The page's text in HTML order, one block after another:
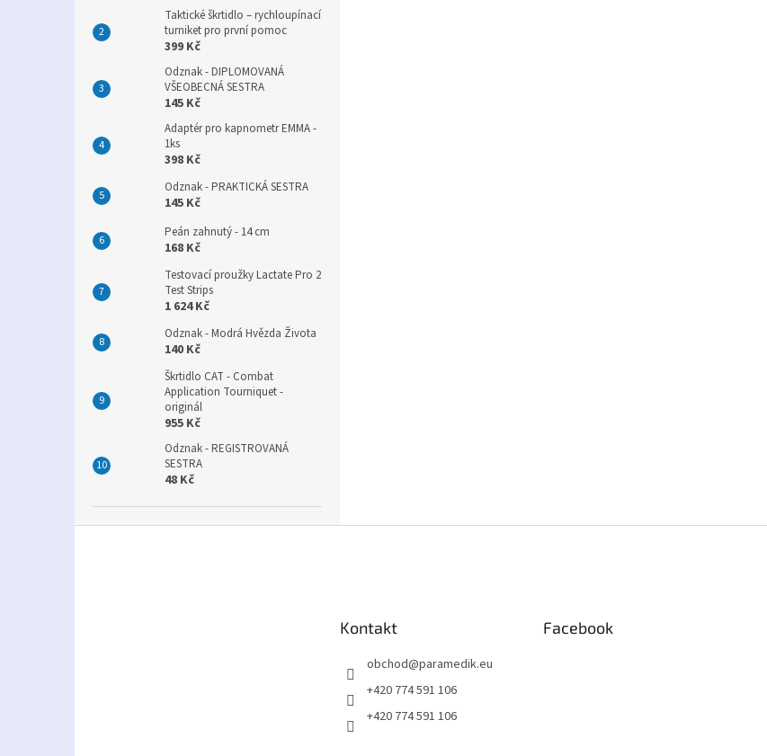
Taktické škrtidlo – rychloupínací
turniket pro první pomoc
399 Kč
Odznak - DIPLOMOVANÁ
VŠEOBECNÁ SESTRA
145 Kč
Adaptér pro kapnometr EMMA -
1ks
398 Kč
Odznak - PRAKTICKÁ SESTRA
145 Kč
Peán zahnutý - 14 cm
168 Kč
Testovací proužky Lactate Pro 2
Test Strips
1 624 Kč
Odznak - Modrá Hvězda Života
140 Kč
Škrtidlo CAT - Combat
Application Tourniquet -
originál
955 Kč
Odznak - REGISTROVANÁ
SESTRA
48 Kč
Kontakt
obchod@paramedik.eu
+420 774 591 106
+420 774 591 106
Facebook